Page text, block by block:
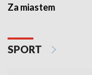
Za miastem
SPORT